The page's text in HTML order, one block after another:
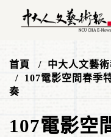
首頁
中大人文藝
107電影空間春季
奏
107電影空